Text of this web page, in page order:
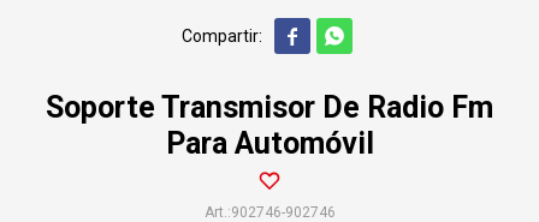
 
Soporte Transmisor De Radio Fm
Para Automóvil
902746-902746